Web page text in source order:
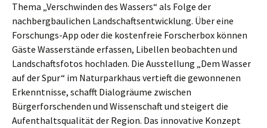
Thema „Verschwinden des Wassers“ als Folge der
nachbergbaulichen Landschaftsentwicklung. Über eine
Forschungs-App oder die kostenfreie Forscherbox können
Gäste Wasserstände erfassen, Libellen beobachten und
Landschaftsfotos hochladen. Die Ausstellung „Dem Wasser
auf der Spur“ im Naturparkhaus vertieft die gewonnenen
Erkenntnisse, schafft Dialogräume zwischen
Bürgerforschenden und Wissenschaft und steigert die
Aufenthaltsqualität der Region. Das innovative Konzept